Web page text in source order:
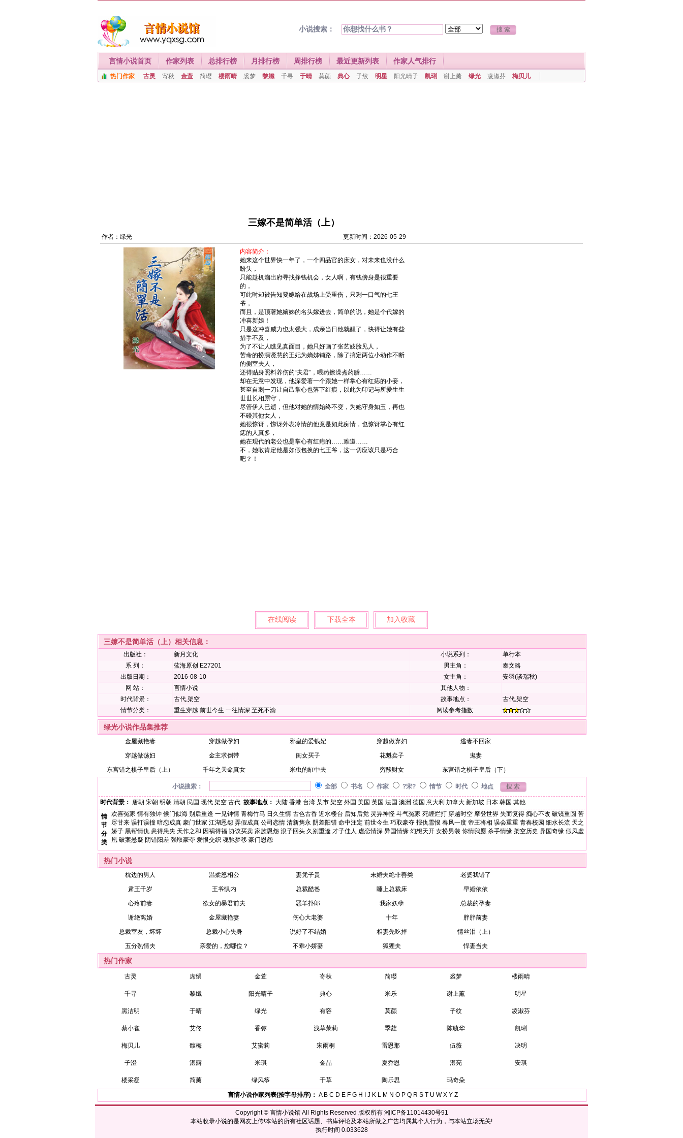
小说搜索：
言情小说首页 作家列表 总排行榜 月排行榜 周排行榜 最近更新列表 作家人气排行
热门作家 古灵 寄秋 金萱 简璎 楼雨晴 裘梦 黎孅 千寻 于晴 莫颜 典心 子纹 明星 阳光晴子 凯琍 谢上薰 绿光 凌淑芬 梅贝儿
三嫁不是简单活（上）
作者： 绿光 更新时间：2026-05-29
内容简介：
她来这个世界快一年了，一个四品官的庶女，对未来也没什么
盼头，
只能趁机溜出府寻找挣钱机会，女人啊，有钱傍身是很重要
的，
可此时却被告知要嫁给在战场上受重伤，只剩一口气的七王
爷，
而且，是顶著她嫡姊的名头嫁进去，简单的说，她是个代嫁的
冲喜新娘！
只是这冲喜威力也太强大，成亲当日他就醒了，快得让她有些
措手不及，
为了不让人瞧见真面目，她只好画了张艺妓脸见人，
苦命的扮演贤慧的王妃为嫡姊铺路，除了搞定两位小动作不断
的侧室夫人，
还得贴身照料养伤的“夫君”，喂药擦澡煮药膳……
却在无意中发现，他深爱著一个跟她一样掌心有红痣的小妾，
甚至自刺一刀让自己掌心也落下红痕，以此为印记与所爱生生
世世长相厮守，
尽管伊人已逝，但他对她的情始终不变，为她守身如玉，再也
不碰其他女人，
她很惊讶，惊讶外表冷情的他竟是如此痴情，也惊讶掌心有红
痣的人真多，
她在现代的老公也是掌心有红痣的……难道……
不，她敢肯定他是如假包换的七王爷，这一切应该只是巧合
吧？！
在线阅读 下载全本 加入收藏
三嫁不是简单活（上）相关信息：
出版社： 新月文化 小说系列：
单行本
系 列：
蓝海原创 E27201 男主角：
秦文略
出版日期：
2016-08-10 女主角：
安羽(谈瑞秋)
网 站：
言情小说
其他人物：
时代背景：
古代,架空 故事地点：
古代,架空
情节分类：
重生穿越 前世今生 一往情深 至死不渝 阅读参考指数:
绿光小说作品集推荐
金屋藏艳妻 穿越做孕妇 邪皇的爱钱妃 穿越做弃妇
逃妻不回家
穿越做荡妇
金主求倒带 闺女买子 花魁卖子
鬼妻
东宫错之棋子皇后（上）
千年之天命真女 米虫的缸中夫 穷酸财女 东宫错之棋子皇后（下）
小说搜索： 全部 书名 作家 ?宋? 情节 时代 地点
时代背景： 唐朝 宋朝 明朝 清朝 民国 现代 架空 古代 故事地点： 大陆 香港 台湾 某市 架空 外国 美国 英国 法国 澳洲 德国 意大利 加拿大 新加坡 日本 韩国 其他
情
节
分
类
欢喜冤家 情有独钟 候门似海 别后重逢 一见钟情 青梅竹马 日久生情 古色古香 近水楼台 后知后觉 灵异神怪 斗气冤家 死缠烂打 穿越时空 摩登世界 失而复得 痴心不改 破镜重圆 苦
尽甘来 误打误撞 暗恋成真 豪门世家 江湖恩怨 弄假成真 公司恋情 清新隽永 阴差阳错 命中注定 前世今生 巧取豪夺 报仇雪恨 春风一度 帝王将相 误会重重 青春校园 细水长流 天之
娇子 黑帮情仇 患得患失 天作之和 因祸得福 协议买卖 家族恩怨 浪子回头 久别重逢 才子佳人 虐恋情深 异国情缘 幻想天开 女扮男装 你情我愿 杀手情缘 架空历史 异国奇缘 假凤虚
凰 破案悬疑 阴错阳差 强取豪夺 爱恨交织 魂驰梦移 豪门恩怨
热门小说
枕边的男人 温柔怒相公 妻凭子贵 未婚夫绝非善类
老婆我错了
肃王千岁
王爷惧内 总裁酷爸 睡上总裁床
早婚依依
心疼前妻
欲女的暴君前夫 恶羊扑郎 我家妖孽
总裁的孕妻
谢绝离婚
金屋藏艳妻 伤心大老婆 十年
胖胖前妻
总裁室友，坏坏
总裁小心失身 说好了不结婚 相妻先吃掉
情丝泪（上）
五分熟情夫
亲爱的，您哪位？ 不乖小娇妻 狐狸夫 悍妻当夫
热门作家
古灵 席绢 金萱 寄秋 简璎 裘梦 楼雨晴
千寻 黎孅 阳光晴子 典心 米乐 谢上薰 明星
黑洁明 于晴 绿光 有容 莫颜 子纹 凌淑芬
蔡小雀 艾佟 香弥 浅草茉莉 季荭 陈毓华 凯琍
梅贝儿 馥梅 艾蜜莉 宋雨桐 雷恩那 伍薇 决明
子澄 湛露 米琪 金晶 夏乔恩 湛亮 安琪
楼采凝 简薰 绿风筝 千草 陶乐思 玛奇朵
言情小说作家列表(按字母排序)： A B C D E F G H J K L M N O P Q R S T U W X Y Z
Copyright © 言情小说馆All Rights Reserved 版权所有 湘ICP备11014430号91
本站收录小说的是网友上传!本站的所有社区话题、书库评论及本站所做之广告均属其个人行为，与本站立场无关!
执行时间 0.033628